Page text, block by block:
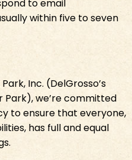
to email
within five to seven
Inc. (DelGrosso’s
Park), we’re committed
to ensure that everyone,
has full and equal